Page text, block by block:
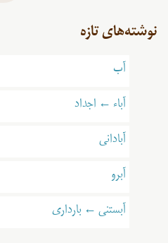
نوشته‌های تازه
آب
آباء ← اجداد
آبادانی
آبرو
آبستنی ← بارداری